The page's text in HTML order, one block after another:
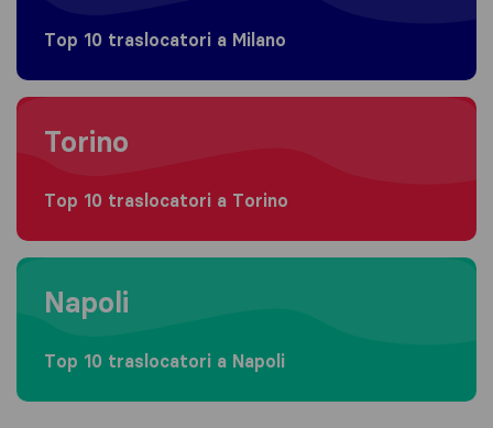
Top 10 traslocatori a Milano
Moving to Torino
Torino
Top 10 traslocatori a Torino
Moving to Napoli
Napoli
Top 10 traslocatori a Napoli